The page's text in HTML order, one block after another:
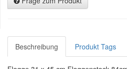
Beschreibung Produkt Tags